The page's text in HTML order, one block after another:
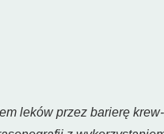
leków przez barierę